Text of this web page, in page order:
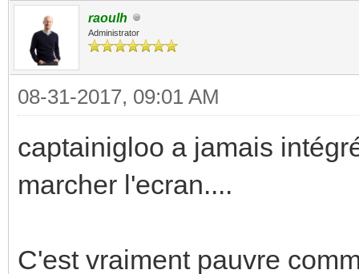
raoulh
Administrator
08-31-2017, 09:01 AM
captainigloo a jamais
marcher l'ecran....
C'est vraiment pauvre